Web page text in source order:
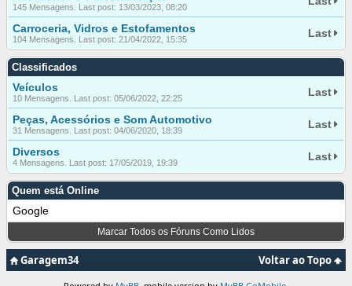
145 Mensagens. Last post: 13/03/2023, 08:20
Carroceria, Vidros e Estofamentos
104 Mensagens. Last post: 21/04/2022, 15:35 Last
Classificados
Veículos
10 Mensagens. Last post: 05/06/2022, 22:25 Last
Peças, Acessórios e Som Automotivo
31 Mensagens. Last post: 04/06/2020, 18:39 Last
Diversos
4 Mensagens. Last post: 17/05/2019, 19:39 Last
Quem está Online
Google
Marcar Todos os Fóruns Como Lidos
Voltar ao Topo
Garagem34